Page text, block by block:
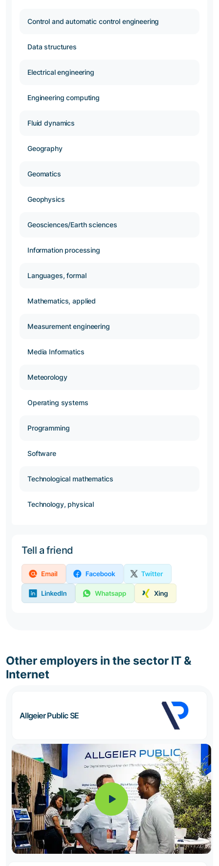
Control and automatic control engineering
Data structures
Electrical engineering
Engineering computing
Fluid dynamics
Geography
Geomatics
Geophysics
Geosciences/Earth sciences
Information processing
Languages, formal
Mathematics, applied
Measurement engineering
Media Informatics
Meteorology
Operating systems
Programming
Software
Technological mathematics
Technology, physical
Tell a friend
Other employers in the sector IT &
Internet
Allgeier Public SE